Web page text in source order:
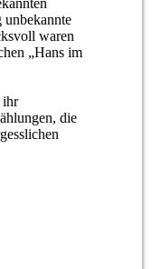
unbekannte
waren
„Hans im
ihr
die